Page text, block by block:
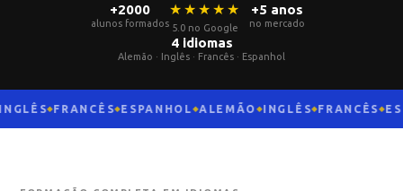
+2000
alunos formados
★★★★★
5.0 no Google
+5 anos
no mercado
4 idiomas
Alemão · Inglês · Francês · Espanhol
◆ FRANCÊS ◆ ESPANHOL◆ ALEMÃO◆INGLÊS ◆ FRANCÊS ◆